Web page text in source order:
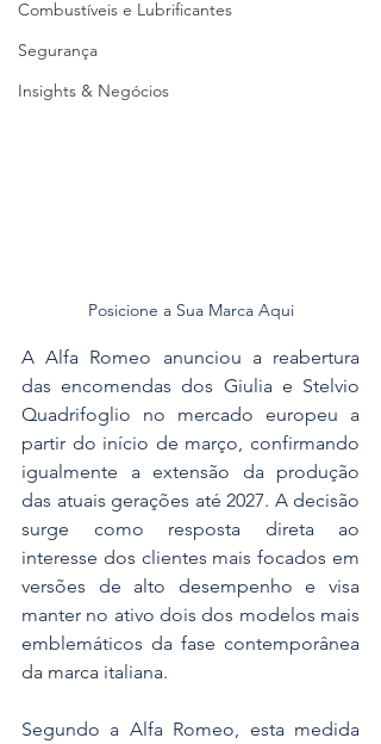
Combustíveis e Lubrificantes
Segurança
Insights & Negócios
Posicione a Sua Marca Aqui
A Alfa Romeo anunciou a reabertura
das encomendas dos Giulia e Stelvio
Quadrifoglio no mercado europeu a
partir do início de março, confirmando
igualmente a extensão da produção
das atuais gerações até 2027. A decisão
surge como resposta direta ao
interesse dos clientes mais focados em
versões de alto desempenho e visa
manter no ativo dois dos modelos mais
emblemáticos da fase contemporânea
da marca italiana.
Segundo a Alfa Romeo, esta medida